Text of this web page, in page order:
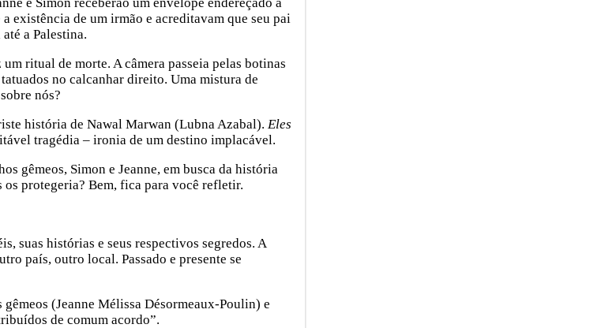
existência de um irmão e acreditavam que seu pai
a Palestina.
ritual de morte. A câmera passeia pelas botinas
no calcanhar direito. Uma mistura de
nós?
história de Nawal Marwan (Lubna Azabal). Eles
tragédia – ironia de um destino implacável.
gêmeos, Simon e Jeanne, em busca da história
os protegeria? Bem, fica para você refletir.
suas histórias e seus respectivos segredos. A
país, outro local. Passado e presente se
(Jeanne Mélissa Désormeaux-Poulin) e
de comum acordo”.